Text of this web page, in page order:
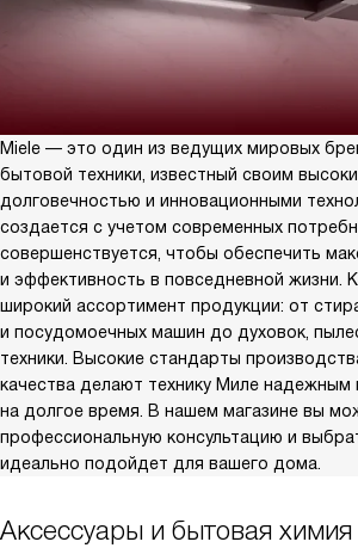
Miele — это один из ведущих мировых
бытовой техники, известный своим
долговечностью и инновационными
создается с учетом современных
совершенствуется, чтобы обеспечить
и эффективность в повседневной жизни.
широкий ассортимент продукции: от
и посудомоечных машин до духовок,
техники. Высокие стандарты
качества делают технику Миле
на долгое время. В нашем магазине вы
профессиональную консультацию и
идеально подойдет для вашего дома.
Аксессуары и бытовая